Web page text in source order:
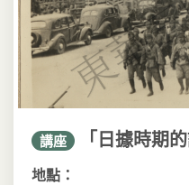
講座 「日據時期
地點：